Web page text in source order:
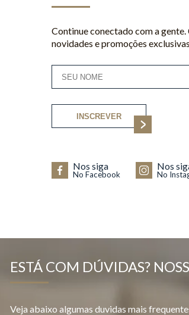
Continue conectado com a
novidades e promoções
INSCREVER
Nos siga
No Facebook
Nos
No
ESTÁ COM DÚVIDAS?
Veja abaixo algumas duvidas mais